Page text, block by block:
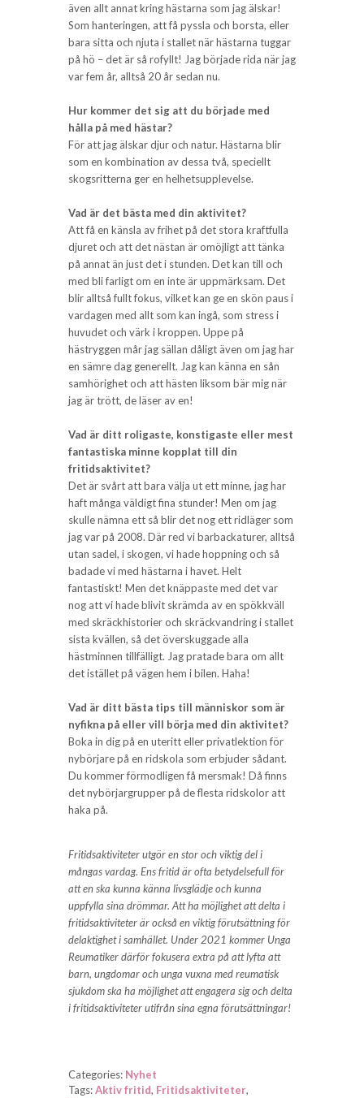
även allt annat kring hästarna som jag älskar!
Som hanteringen, att få pyssla och borsta, eller
bara sitta och njuta i stallet när hästarna tuggar
på hö – det är så rofyllt! Jag började rida när jag
var fem år, alltså 20 år sedan nu.
Hur kommer det sig att du började med
hålla på med hästar?
För att jag älskar djur och natur. Hästarna blir
som en kombination av dessa två, speciellt
skogsritterna ger en helhetsupplevelse.
Vad är det bästa med din aktivitet?
Att få en känsla av frihet på det stora kraftfulla
djuret och att det nästan är omöjligt att tänka
på annat än just det i stunden. Det kan till och
med bli farligt om en inte är uppmärksam. Det
blir alltså fullt fokus, vilket kan ge en skön paus i
vardagen med allt som kan ingå, som stress i
huvudet och värk i kroppen. Uppe på
hästryggen mår jag sällan dåligt även om jag har
en sämre dag generellt. Jag kan känna en sån
samhörighet och att hästen liksom bär mig när
jag är trött, de läser av en!
Vad är ditt roligaste, konstigaste eller mest
fantastiska minne kopplat till din
fritidsaktivitet?
Det är svårt att bara välja ut ett minne, jag har
haft många väldigt fina stunder! Men om jag
skulle nämna ett så blir det nog ett ridläger som
jag var på 2008. Där red vi barbackaturer, alltså
utan sadel, i skogen, vi hade hoppning och så
badade vi med hästarna i havet. Helt
fantastiskt! Men det knäppaste med det var
nog att vi hade blivit skrämda av en spökkväll
med skräckhistorier och skräckvandring i stallet
sista kvällen, så det överskuggade alla
hästminnen tillfälligt. Jag pratade bara om allt
det istället på vägen hem i bilen. Haha!
Vad är ditt bästa tips till människor som är
nyfikna på eller vill börja med din aktivitet?
Boka in dig på en uteritt eller privatlektion för
nybörjare på en ridskola som erbjuder sådant.
Du kommer förmodligen få mersmak! Då finns
det nybörjargrupper på de flesta ridskolor att
haka på.
Fritidsaktiviteter utgör en stor och viktig del i
mångas vardag. Ens fritid är ofta betydelsefull för
att en ska kunna känna livsglädje och kunna
uppfylla sina drömmar. Att ha möjlighet att delta i
fritidsaktiviteter är också en viktig förutsättning för
delaktighet i samhället. Under 2021 kommer Unga
Reumatiker därför fokusera extra på att lyfta att
barn, ungdomar och unga vuxna med reumatisk
sjukdom ska ha möjlighet att engagera sig och delta
i fritidsaktiviteter utifrån sina egna förutsättningar!
Categories: Nyhet
Tags:Aktiv fritid, Fritidsaktiviteter,